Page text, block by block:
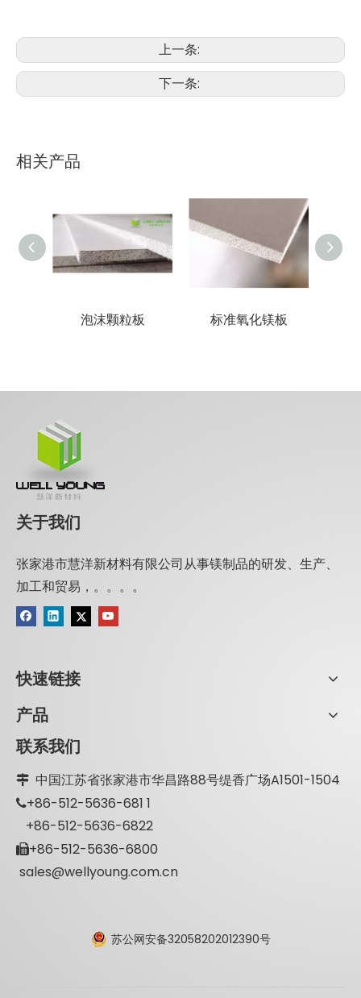
上一条:
下一条:
相关产品
泡沫颗粒板 标准氧化镁板
关于我们
张家港市慧洋新材料有限公司从事镁制品的研发、生产、
加工和贸易，。。。。
快速链接
产品
联系我们
 中国江苏省张家港市华昌路88号缇香广场A1501-1504
+86-512-5636-681 1
+86-512-5636-6822
+86-512-5636-6800
sales@wellyoung.com.cn
苏公网安备32058202012390号